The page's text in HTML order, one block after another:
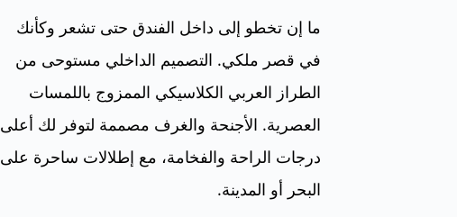
ما إن تخطو إلى داخل الفندق حتى تشعر وكأنك
في قصر ملكي. التصميم الداخلي مستوحى من
الطراز العربي الكلاسيكي الممزوج باللمسات
العصرية. الأجنحة والغرف مصممة لتوفر لك أعلى
درجات الراحة والفخامة، مع إطلالات ساحرة على
البحر أو المدينة.